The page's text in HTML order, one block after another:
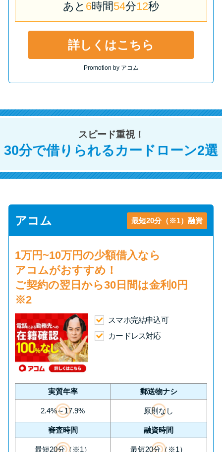
学生がお金を借りる方法があ
る？
学生がお金を借りる方法は？親
へのバレにくさや将来への影響
ソフト闇金とは？悪質な手口に
は要注意！
090金融（闇金）からお金を借り
申し込みブラックとは?判断の目
ブラックでもお金を借りるに
は？3つの判断基準と工面法
アコムはブラックでも審査に通
る？ 自分がブラックか確かめる
方法
アコムとレイクどっちがいい
の？ カードローンの選び方を徹
底解説！
プロミスの返済方法を徹底解
説！ もっとも便利でお得な返済
あと 6時間54分11秒
詳しくはこちら
Promotion by アコム
スピード重視！
30分で借りられるカードローン2選
アコム 最短20分（※1）融資
1万円~10万円の少額借入なら
アコムがおすすめ！
ご契約の翌日から30日間は金利0円
※2
スマホ完結申込可
カードレス対応
実質年率 郵送物ナシ
2.4%～17.9% 原則なし
審査時間 融資時間
最短20分（※1） 最短20分（※1）